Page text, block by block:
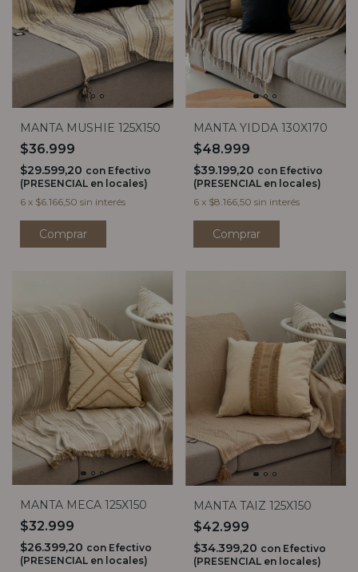
MANTA MUSHIE 125X150
$36.999
$29.599,20 con Efectivo
(PRESENCIAL en locales)
6 x $6.166,50 sin interés
MANTA YIDDA 130X170
$48.999
$39.199,20 con Efectivo
(PRESENCIAL en locales)
6 x $8.166,50 sin interés
MANTA MECA 125X150
$32.999
$26.399,20 con Efectivo
(PRESENCIAL en locales)
MANTA TAIZ 125X150
$42.999
$34.399,20 con Efectivo
(PRESENCIAL en locales)